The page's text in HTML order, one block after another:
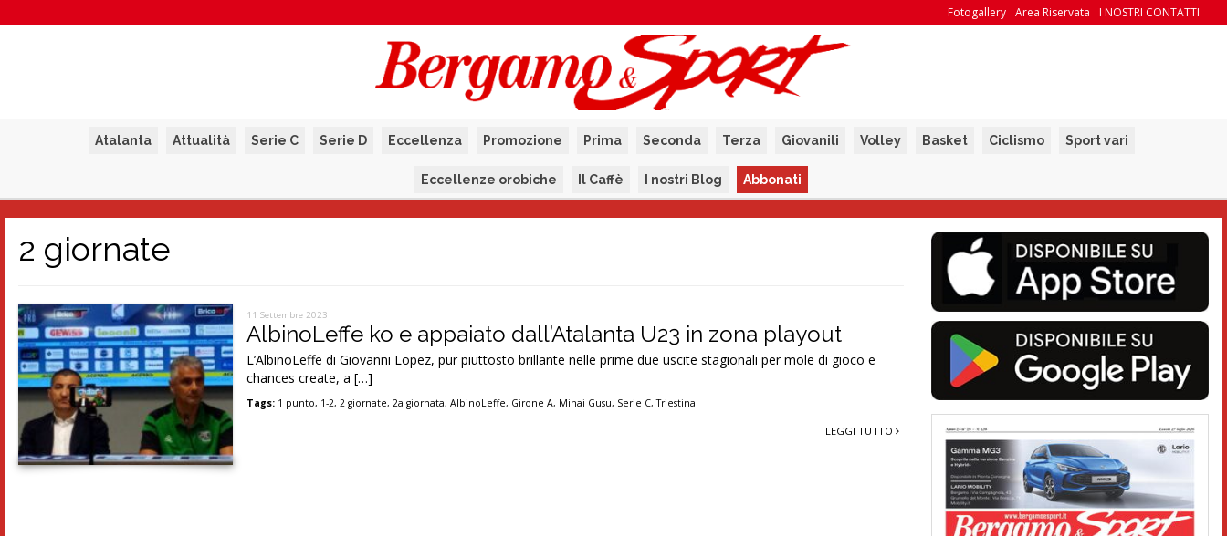
I NOSTRI CONTATTI
Area Riservata
Fotogallery
Atalanta Attualità Serie C Serie D Eccellenza Promozione Prima Seconda Terza Giovanili Volley Basket Ciclismo Sport vari
Eccellenze orobiche Il Caffè I nostri Blog Abbonati
2 giornate
11 Settembre 2023
AlbinoLeffe ko e appaiato dall’Atalanta U23 in zona playout
L’AlbinoLeffe di Giovanni Lopez, pur piuttosto brillante nelle prime due uscite stagionali per mole di gioco e
chances create, a […]
Tags: 1 punto, 1-2,2 giornate,2a giornata,AlbinoLeffe, Girone A, Mihai Gusu, Serie C,Triestina
LEGGI TUTTO